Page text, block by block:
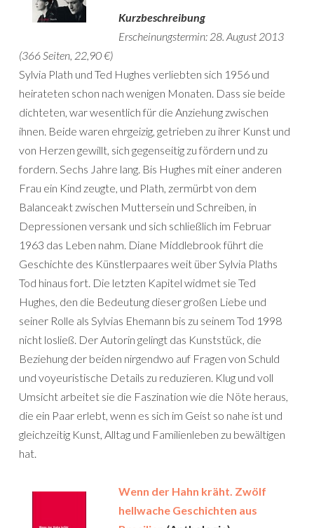
Kurzbeschreibung
Erscheinungstermin: 28. August 2013
(366 Seiten, 22,90 €)
Sylvia Plath und Ted Hughes verliebten sich 1956 und
heirateten schon nach wenigen Monaten. Dass sie beide
dichteten, war wesentlich für die Anziehung zwischen
ihnen. Beide waren ehrgeizig, getrieben zu ihrer Kunst und
von Herzen gewillt, sich gegenseitig zu fördern und zu
fordern. Sechs Jahre lang. Bis Hughes mit einer anderen
Frau ein Kind zeugte, und Plath, zermürbt von dem
Balanceakt zwischen Muttersein und Schreiben, in
Depressionen versank und sich schließlich im Februar
1963 das Leben nahm. Diane Middlebrook führt die
Geschichte des Künstlerpaares weit über Sylvia Plaths
Tod hinaus fort. Die letzten Kapitel widmet sie Ted
Hughes, den die Bedeutung dieser großen Liebe und
seiner Rolle als Sylvias Ehemann bis zu seinem Tod 1998
nicht losließ. Der Autorin gelingt das Kunststück, die
Beziehung der beiden nirgendwo auf Fragen von Schuld
und voyeuristische Details zu reduzieren. Klug und voll
Umsicht arbeitet sie die Faszination wie die Nöte heraus,
die ein Paar erlebt, wenn es sich im Geist so nahe ist und
gleichzeitig Kunst, Alltag und Familienleben zu bewältigen
hat.
Wenn der Hahn kräht. Zwölf
hellwache Geschichten aus